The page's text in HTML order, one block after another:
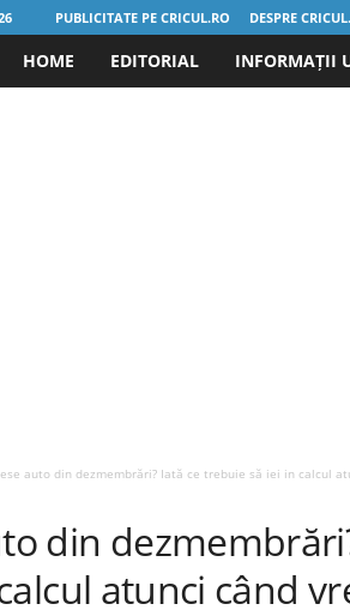
PUBLICITATE PE CRICUL.RO DESPRE
o
HOME EDITORIAL INFORMAȚII
auto din dezmembrări? Iată ce trebuie să iei in calcul
din
atunci când